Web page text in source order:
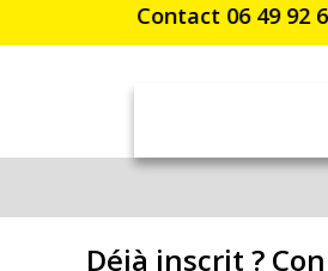
principaux
Déjà inscrit ?